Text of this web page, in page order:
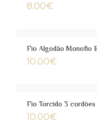
8.00€
Fio Algodão Monofio
10.00€
Fio Torcido 3
10.00€